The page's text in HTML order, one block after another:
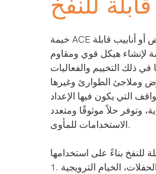
خيمة ACE القابلة للنفخ هي نوع من المأوى أو الهيكل الذي يستخدم عوارض أو أنابيب قابلة
لإنشاء هيكل قوي ومقاوم
ذلك التخييم والفعاليات
التي يكون فيها الإعداد
وتوفر حلاً موثوقًا ومتعدد
الاستخدامات للمأوى.